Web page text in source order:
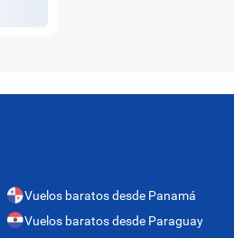
Vuelos baratos desde Panamá
Vuelos baratos desde Paraguay